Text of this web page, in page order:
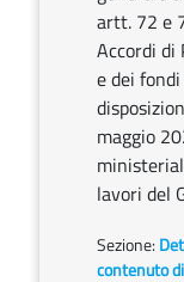
artt. 72 e
Accordi
e dei
maggio
lavori del
Sezione:
contenuto